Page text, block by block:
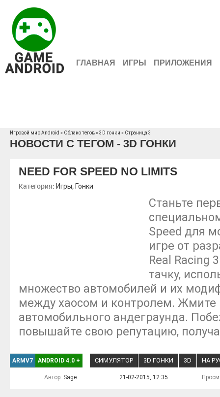
ГЛАВНАЯ ИГРЫ ПРИЛОЖЕНИЯ
Игровой мир Android » Облако тегов» 3D гонки » Страница 3
НОВОСТИ С ТЕГОМ - 3D ГОНКИ
NEED FOR SPEED NO LIMITS
Категория: Игры, Гонки
Станьте
Speed для
игре от
Real Racing
тачку,
множество автомобилей и их
между хаосом и контролем. Жмите
автомобильного андеграунда.
повышайте свою репутацию,
ARMV7 ANDROID 4.0 + СИМУЛЯТОР 3D ГОНКИ 3D НА
Автор: Sage 21-02-2015, 12:35